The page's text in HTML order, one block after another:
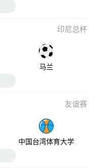
印尼总杯
马兰
友谊赛
中国台湾体育大学